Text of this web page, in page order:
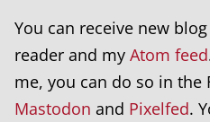
You can receive new
reader and my Atom feed
me, you can do so in the
Mastodon and Pixelfed.